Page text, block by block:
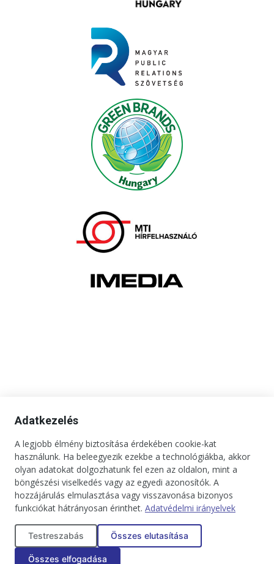
Kapcsolat Impresszum Médiaajánlat
Jogi tudnivalók
Adatkezelési tájékoztató
Adatkezelés
A legjobb élmény biztosítása érdekében cookie-kat
használunk. Ha beleegyezik ezekbe a technológiákba, akkor
olyan adatokat dolgozhatunk fel ezen az oldalon, mint a
böngészési viselkedés vagy az egyedi azonosítók. A
hozzájárulás elmulasztása vagy visszavonása bizonyos
funkciókat hátrányosan érinthet. Adatvédelmi irányelvek
Testreszabás Összes elutasítása
Összes elfogadása